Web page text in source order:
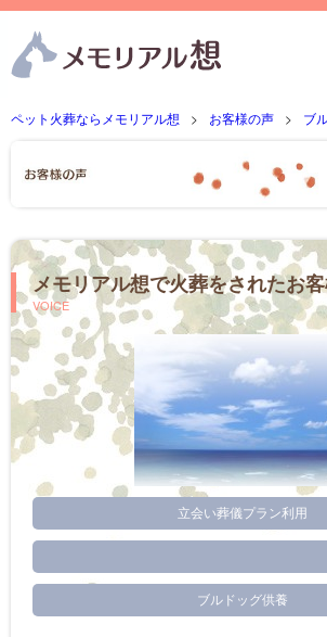
ペット火葬ならメモリアル想 お客様の声 ブ
メモリアル想で火葬をされたお
VOICE
立会い葬儀プラン利用
ブルドッグ供養